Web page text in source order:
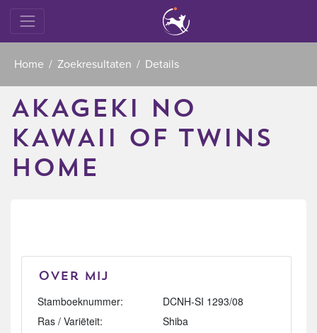
Home Zoekresultaten Details
AKAGEKI NO
KAWAII OF TWINS
HOME
Over mij
Stamboeknummer:
DCNH-SI 1293/08
Ras / Variëteit:
Shiba